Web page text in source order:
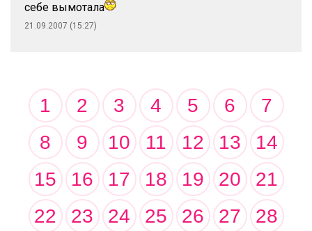
себе вымотала
21.09.2007 (15:27)
1 2 3 4 5 6
7
8
9 10 11 12 13
14
15
16 17 18 19 20
21
22
23 24 25 26 27
28